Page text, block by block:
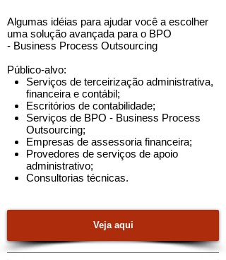
Algumas idéias para ajudar você a escolher
uma solução avançada para o BPO
- Business Process Outsourcing
Público-alvo:
Serviços de terceirização administrativa,
financeira e contábil;
Escritórios de contabilidade;
Serviços de BPO - Business Process
Outsourcing;
Empresas de assessoria financeira;
Provedores de serviços de apoio
administrativo;
Consultorias técnicas.
Veja aqui